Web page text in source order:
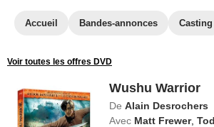
Accueil Bandes-annonces Casting
Voir toutes les offres DVD
Wushu Warrior
De Alain Desrochers
Avec Matt Frewer,